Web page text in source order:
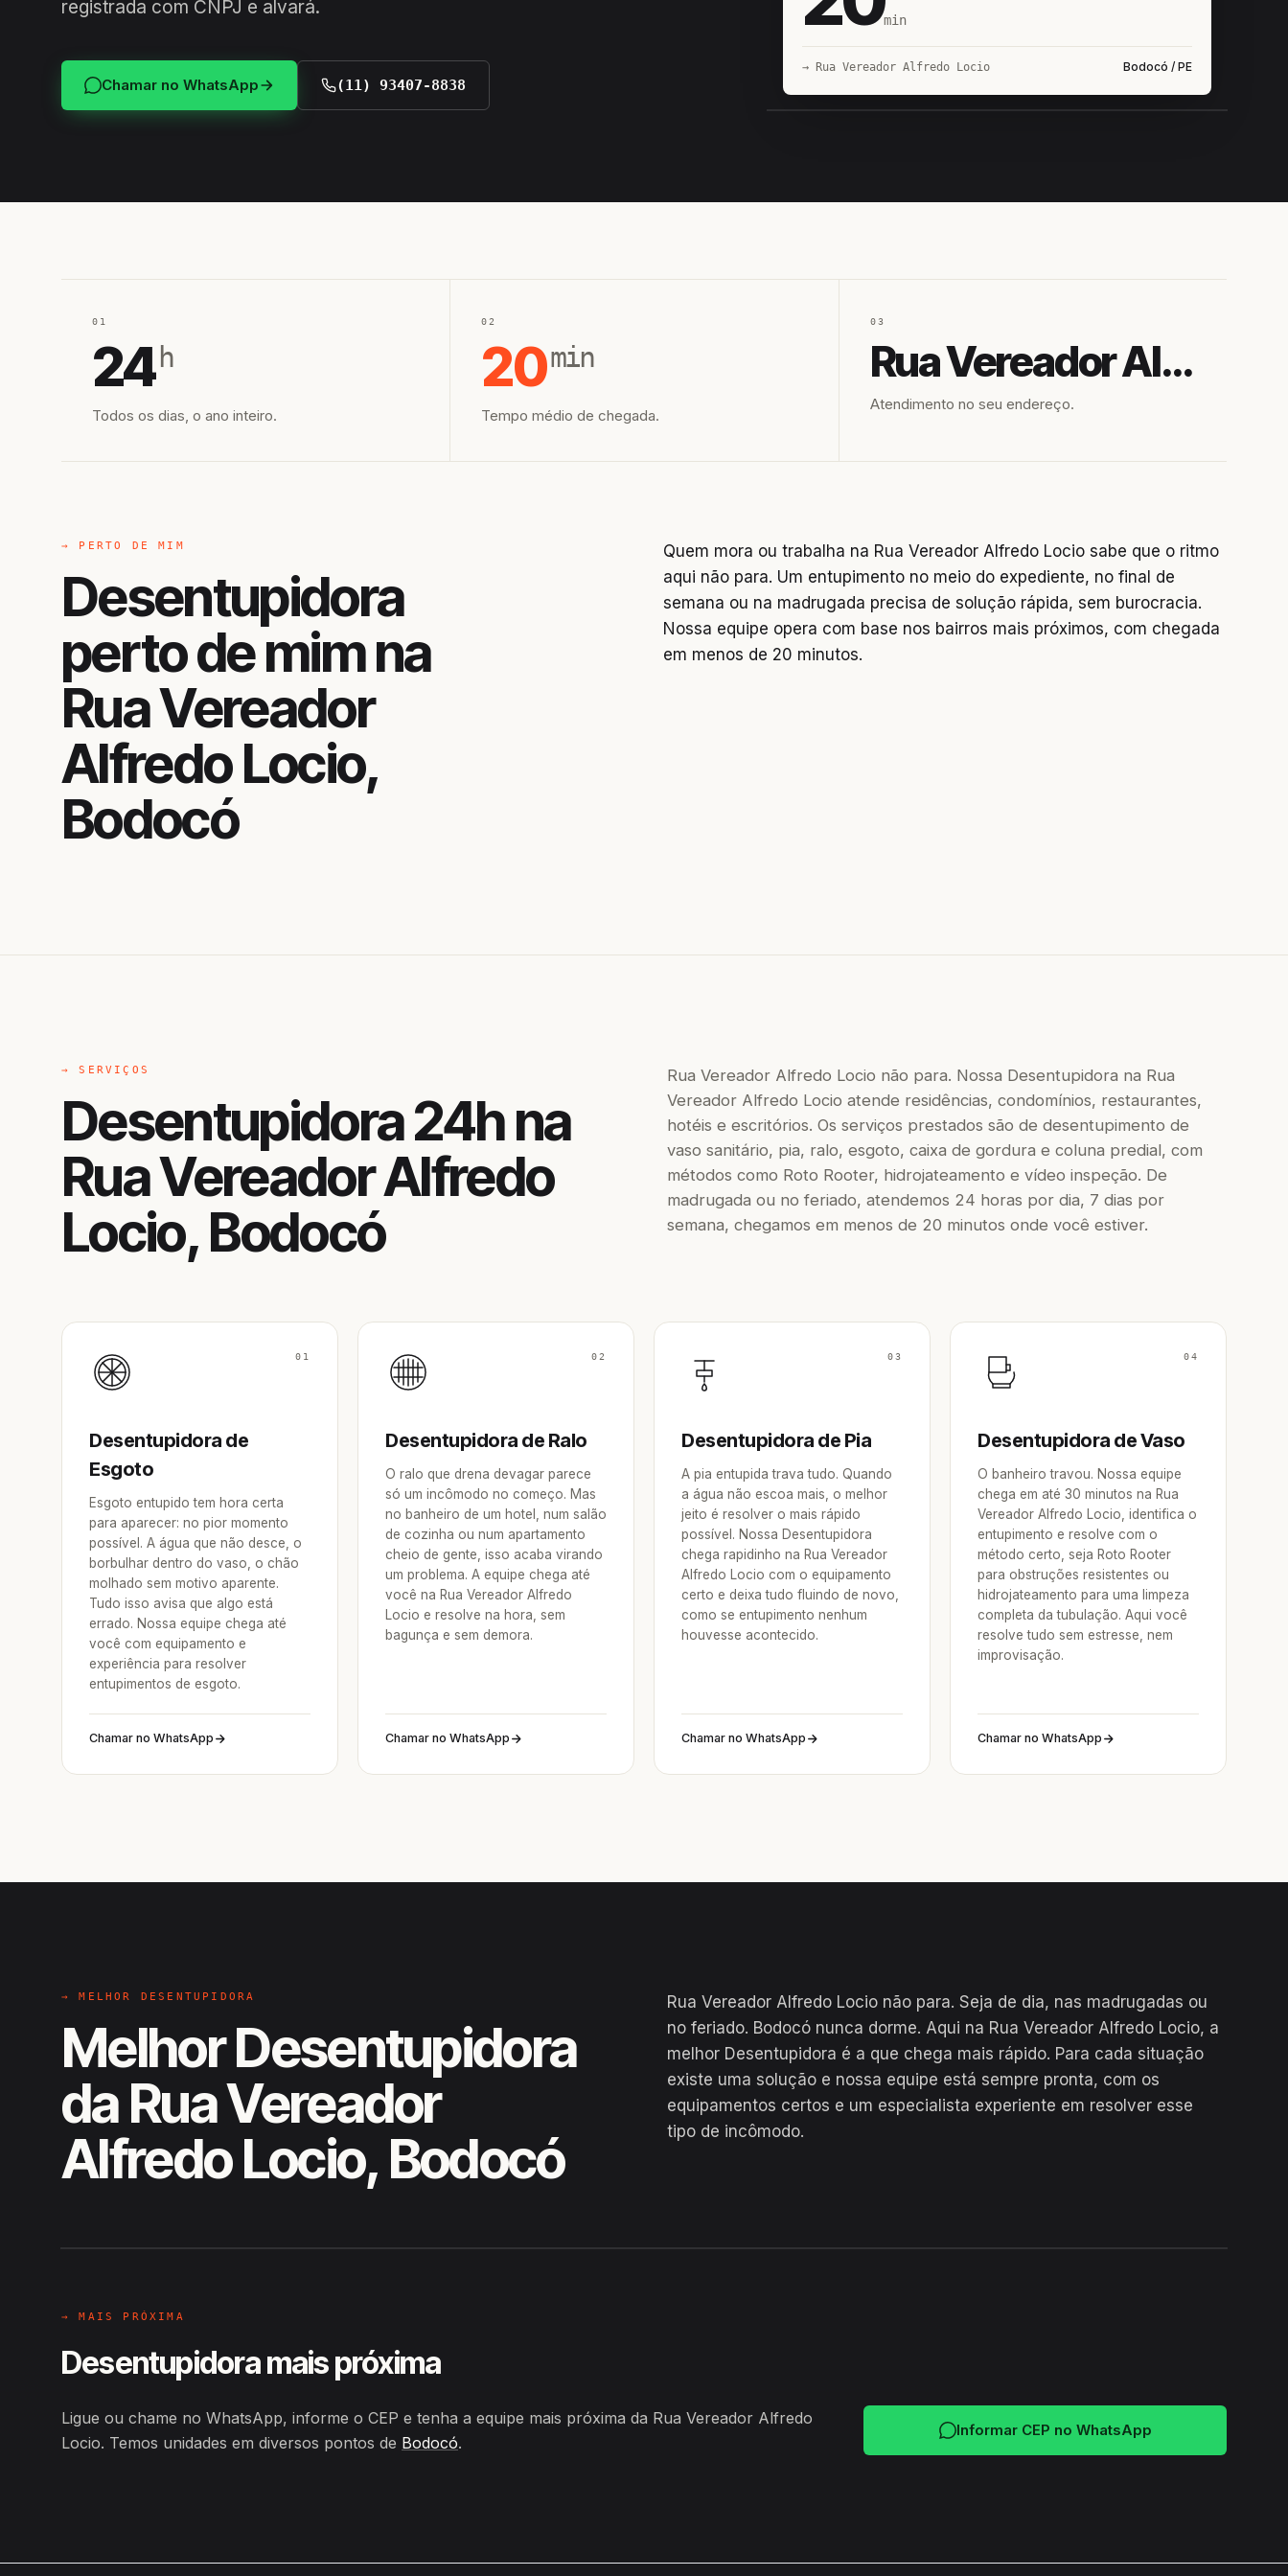
registrada com CNPJ e alvará.
Chamar no WhatsApp (11) 93407-8838
min
→ Rua Vereador Alfredo Locio Bodocó / PE
01
24 h
Todos os dias, o ano inteiro.
02
20min
Tempo médio de chegada.
03
Rua Vereador Alfredo Locio
Atendimento no seu endereço.
→ PERTO DE MIM
Desentupidora
perto de mim na
Rua Vereador
Alfredo Locio,
Bodocó
Quem mora ou trabalha na Rua Vereador Alfredo Locio sabe que o ritmo
aqui não para. Um entupimento no meio do expediente, no final de
semana ou na madrugada precisa de solução rápida, sem burocracia.
Nossa equipe opera com base nos bairros mais próximos, com chegada
em menos de 20 minutos.
→ SERVIÇOS
Desentupidora 24h na
Rua Vereador Alfredo
Locio, Bodocó
Rua Vereador Alfredo Locio não para. Nossa Desentupidora na Rua
Vereador Alfredo Locio atende residências, condomínios, restaurantes,
hotéis e escritórios. Os serviços prestados são de desentupimento de
vaso sanitário, pia, ralo, esgoto, caixa de gordura e coluna predial, com
métodos como Roto Rooter, hidrojateamento e vídeo inspeção. De
madrugada ou no feriado, atendemos 24 horas por dia, 7 dias por
semana, chegamos em menos de 20 minutos onde você estiver.
01
Desentupidora de
Esgoto
Esgoto entupido tem hora certa
para aparecer: no pior momento
possível. A água que não desce, o
borbulhar dentro do vaso, o chão
molhado sem motivo aparente.
Tudo isso avisa que algo está
errado. Nossa equipe chega até
você com equipamento e
experiência para resolver
entupimentos de esgoto.
Chamar no WhatsApp
02
Desentupidora de Ralo
O ralo que drena devagar parece
só um incômodo no começo. Mas
no banheiro de um hotel, num salão
de cozinha ou num apartamento
cheio de gente, isso acaba virando
um problema. A equipe chega até
você na Rua Vereador Alfredo
Locio e resolve na hora, sem
bagunça e sem demora.
Chamar no WhatsApp
03
Desentupidora de Pia
A pia entupida trava tudo. Quando
a água não escoa mais, o melhor
jeito é resolver o mais rápido
possível. Nossa Desentupidora
chega rapidinho na Rua Vereador
Alfredo Locio com o equipamento
certo e deixa tudo fluindo de novo,
como se entupimento nenhum
houvesse acontecido.
Chamar no WhatsApp
04
Desentupidora de Vaso
O banheiro travou. Nossa equipe
chega em até 30 minutos na Rua
Vereador Alfredo Locio, identifica o
entupimento e resolve com o
método certo, seja Roto Rooter
para obstruções resistentes ou
hidrojateamento para uma limpeza
completa da tubulação. Aqui você
resolve tudo sem estresse, nem
improvisação.
Chamar no WhatsApp
→ MELHOR DESENTUPIDORA
Melhor Desentupidora
da Rua Vereador
Alfredo Locio, Bodocó
Rua Vereador Alfredo Locio não para. Seja de dia, nas madrugadas ou
no feriado. Bodocó nunca dorme. Aqui na Rua Vereador Alfredo Locio, a
melhor Desentupidora é a que chega mais rápido. Para cada situação
existe uma solução e nossa equipe está sempre pronta, com os
equipamentos certos e um especialista experiente em resolver esse
tipo de incômodo.
EM CAMPO
→ MAIS PRÓXIMA
Desentupidora mais próxima
Ligue ou chame no WhatsApp, informe o CEP e tenha a equipe mais próxima da Rua Vereador Alfredo
Locio. Temos unidades em diversos pontos de Bodocó.
Informar CEP no WhatsApp